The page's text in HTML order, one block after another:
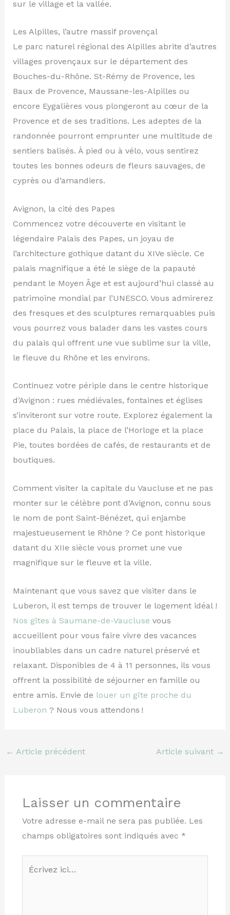
sur le village et la vallée.
Les Alpilles, l’autre massif provençal
Le parc naturel régional des Alpilles abrite d’autres
villages provençaux sur le département des
Bouches-du-Rhône. St-Rémy de Provence, les
Baux de Provence, Maussane-les-Alpilles ou
encore Eygalières vous plongeront au cœur de la
Provence et de ses traditions. Les adeptes de la
randonnée pourront emprunter une multitude de
sentiers balisés. À pied ou à vélo, vous sentirez
toutes les bonnes odeurs de fleurs sauvages, de
cyprès ou d’amandiers.
Avignon, la cité des Papes
Commencez votre découverte en visitant le
légendaire Palais des Papes, un joyau de
l’architecture gothique datant du XIVe siècle. Ce
palais magnifique a été le siège de la papauté
pendant le Moyen Âge et est aujourd’hui classé au
patrimoine mondial par l’UNESCO. Vous admirerez
des fresques et des sculptures remarquables puis
vous pourrez vous balader dans les vastes cours
du palais qui offrent une vue sublime sur la ville,
le fleuve du Rhône et les environs.
Continuez votre périple dans le centre historique
d’Avignon : rues médiévales, fontaines et églises
s’inviteront sur votre route. Explorez également la
place du Palais, la place de l’Horloge et la place
Pie, toutes bordées de cafés, de restaurants et de
boutiques.
Comment visiter la capitale du Vaucluse et ne pas
monter sur le célèbre pont d’Avignon, connu sous
le nom de pont Saint-Bénézet, qui enjambe
majestueusement le Rhône ? Ce pont historique
datant du XIIe siècle vous promet une vue
magnifique sur le fleuve et la ville.
Maintenant que vous savez que visiter dans le
Luberon, il est temps de trouver le logement idéal !
Nos gîtes à Saumane-de-Vaucluse vous
accueillent pour vous faire vivre des vacances
inoubliables dans un cadre naturel préservé et
relaxant. Disponibles de 4 à 11 personnes, ils vous
offrent la possibilité de séjourner en famille ou
entre amis. Envie de louer un gîte proche du
Luberon ? Nous vous attendons !
← Article précédent Article suivant →
Laisser un commentaire
Votre adresse e-mail ne sera pas publiée. Les
champs obligatoires sont indiqués avec *